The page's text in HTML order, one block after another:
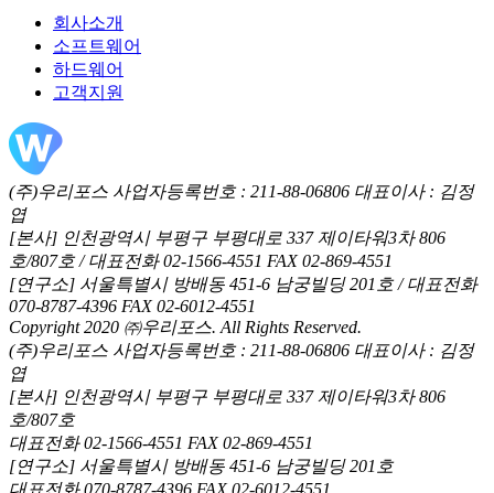
회사소개
소프트웨어
하드웨어
고객지원
(주)우리포스 사업자등록번호 : 211-88-06806 대표이사 : 김정
엽
[본사] 인천광역시 부평구 부평대로 337 제이타워3차 806
호/807호 / 대표전화 02-1566-4551 FAX 02-869-4551
[연구소] 서울특별시 방배동 451-6 남궁빌딩 201호 / 대표전화
070-8787-4396 FAX 02-6012-4551
Copyright 2020 ㈜우리포스. All Rights Reserved.
(주)우리포스 사업자등록번호 : 211-88-06806 대표이사 : 김정
엽
[본사] 인천광역시 부평구 부평대로 337 제이타워3차 806
호/807호
대표전화 02-1566-4551 FAX 02-869-4551
[연구소] 서울특별시 방배동 451-6 남궁빌딩 201호
대표전화 070-8787-4396 FAX 02-6012-4551